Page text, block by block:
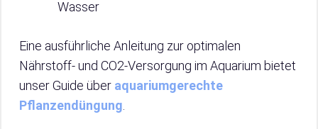
Wasser
Eine ausführliche Anleitung zur optimalen
Nährstoff- und CO2-Versorgung im Aquarium bietet
unser Guide über aquariumgerechte
Pflanzendüngung